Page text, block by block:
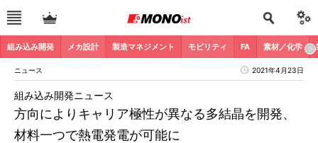
組み込み開発 メカ設計 製造マネジメント モビリティ FA 素材／化学
ニュース 2021年4月23日
方向によりキャリア極性が異なる多結晶を開発、
材料一つで熱電発電が可能に
組み込み開発ニュース